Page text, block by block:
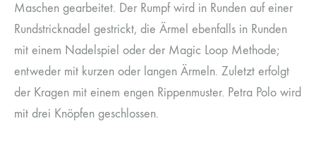
Maschen gearbeitet. Der Rumpf wird in Runden auf einer
Rundstricknadel gestrickt, die Ärmel ebenfalls in Runden
mit einem Nadelspiel oder der Magic Loop Methode;
entweder mit kurzen oder langen Ärmeln. Zuletzt erfolgt
der Kragen mit einem engen Rippenmuster. Petra Polo wird
mit drei Knöpfen geschlossen.